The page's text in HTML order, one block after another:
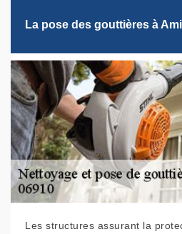
La pose des gouttières à
Les structures assurant la